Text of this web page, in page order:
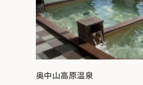
奥中山高原温泉